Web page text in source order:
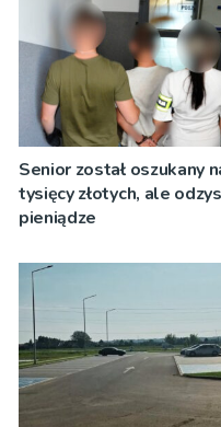
Senior został oszukany
tysięcy złotych, ale
pieniądze